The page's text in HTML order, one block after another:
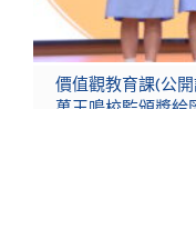
價值觀教
同學於